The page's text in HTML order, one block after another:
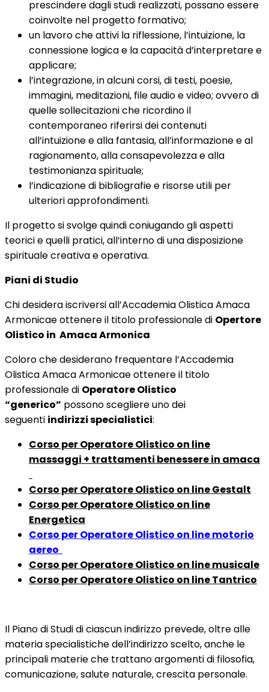
prescindere dagli studi realizzati, possano essere
coinvolte nel progetto formativo;
un lavoro che attivi la riflessione, l’intuizione, la
connessione logica e la capacità d’interpretare e
applicare;
l’integrazione, in alcuni corsi, di testi, poesie,
immagini, meditazioni, file audio e video; ovvero di
quelle sollecitazioni che ricordino il
contemporaneo riferirsi dei contenuti
all’intuizione e alla fantasia, all’informazione e al
ragionamento, alla consapevolezza e alla
testimonianza spirituale;
l’indicazione di bibliografie e risorse utili per
ulteriori approfondimenti.
Il progetto si svolge quindi coniugando gli aspetti
teorici e quelli pratici, all’interno di una disposizione
spirituale creativa e operativa.
Piani di Studio
Chi desidera iscriversi all’Accademia Olistica Amaca
Armonicae ottenere il titolo professionale di Opertore
Olistico in Amaca Armonica
Coloro che desiderano frequentare l’Accademia
Olistica Amaca Armonicae ottenere il titolo
professionale di Operatore Olistico
“generico” possono scegliere uno dei
seguenti indirizzi specialistici:
Corso per Operatore Olistico on line
massaggi + trattamenti benessere in amaca
Corso per Operatore Olistico on line Gestalt
Corso per Operatore Olistico on line
Energetica
Corso per Operatore Olistico on line motorio
aereo
Corso per Operatore Olistico on line musicale
Corso per Operatore Olistico on line Tantrico
Il Piano di Studi di ciascun indirizzo prevede, oltre alle
materia specialistiche dell’indirizzo scelto, anche le
principali materie che trattano argomenti di filosofia,
comunicazione, salute naturale, crescita personale.